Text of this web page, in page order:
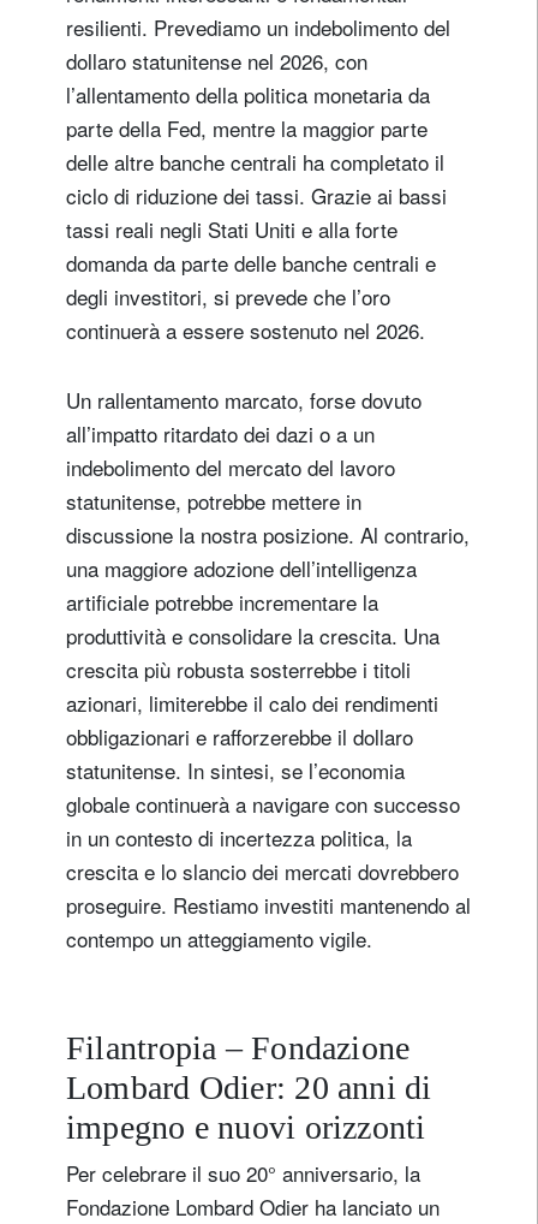
resilienti. Prevediamo un indebolimento del
dollaro statunitense nel 2026, con
l’allentamento della politica monetaria da
parte della Fed, mentre la maggior parte
delle altre banche centrali ha completato il
ciclo di riduzione dei tassi. Grazie ai bassi
tassi reali negli Stati Uniti e alla forte
domanda da parte delle banche centrali e
degli investitori, si prevede che l’oro
continuerà a essere sostenuto nel 2026.
Un rallentamento marcato, forse dovuto
all’impatto ritardato dei dazi o a un
indebolimento del mercato del lavoro
statunitense, potrebbe mettere in
discussione la nostra posizione. Al contrario,
una maggiore adozione dell’intelligenza
artificiale potrebbe incrementare la
produttività e consolidare la crescita. Una
crescita più robusta sosterrebbe i titoli
azionari, limiterebbe il calo dei rendimenti
obbligazionari e rafforzerebbe il dollaro
statunitense. In sintesi, se l’economia
globale continuerà a navigare con successo
in un contesto di incertezza politica, la
crescita e lo slancio dei mercati dovrebbero
proseguire. Restiamo investiti mantenendo al
contempo un atteggiamento vigile.
Filantropia – Fondazione
Lombard Odier: 20 anni di
impegno e nuovi orizzonti
Per celebrare il suo 20° anniversario, la
Fondazione Lombard Odier ha lanciato un
Registrati per ricevere la nostra
newsletter
E-mail
Titolo Nome
Cognome
Paese di residenza
Non sono un/una residente o cittadino/a degli Stati Uniti
registrati ora